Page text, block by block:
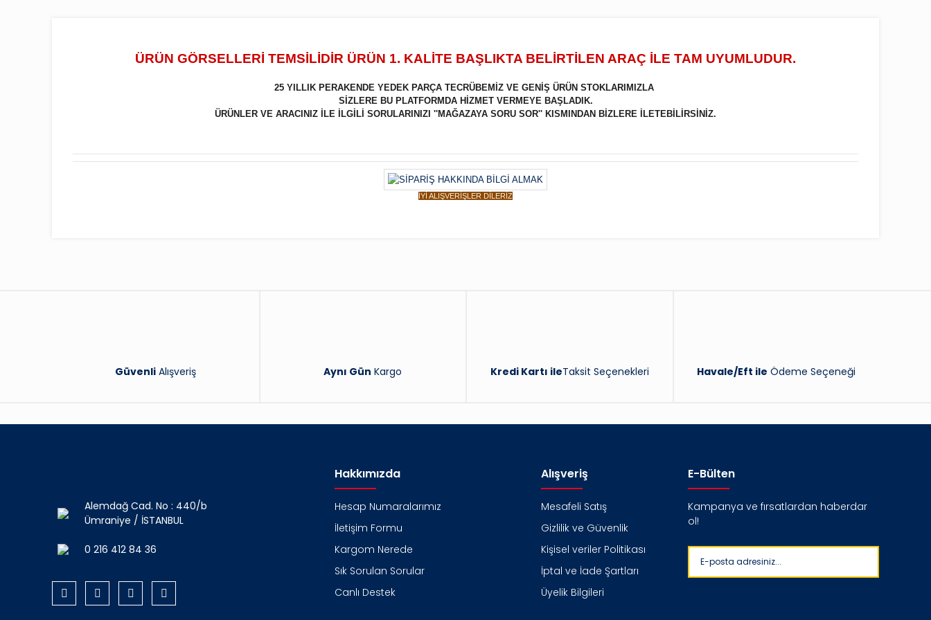
ÜRÜN GÖRSELLERİ TEMSİLİDİR ÜRÜN 1. KALİTE BAŞLIKTA BELİRTİLEN ARAÇ İLE TAM UYUMLUDUR.
25 YILLIK PERAKENDE YEDEK PARÇA TECRÜBEMİZ VE GENİŞ ÜRÜN STOKLARIMIZLA
SİZLERE BU PLATFORMDA HİZMET VERMEYE BAŞLADIK.
ÜRÜNLER VE ARACINIZ İLE İLGİLİ SORULARINIZI ''MAĞAZAYA SORU SOR'' KISMINDAN BİZLERE İLETEBİLİRSİNİZ.
İYİ ALIŞVERİŞLER DİLERİZ
GüvenliAlışveriş Aynı Gün Kargo Kredi Kartı ileTaksit Seçenekleri Havale/Eft ile Ödeme Seçeneği
Alemdağ Cad. No : 440/b
Ümraniye / İSTANBUL
0 216 412 84 36
Hakkımızda
Hesap Numaralarımız
İletişim Formu
Kargom Nerede
Sık Sorulan Sorular
Canlı Destek
Alışveriş
Mesafeli Satış
Gizlilik ve Güvenlik
Kişisel veriler Politikası
İptal ve İade Şartları
Üyelik Bilgileri
E-Bülten
Kampanya ve fırsatlardan haberdar
ol!